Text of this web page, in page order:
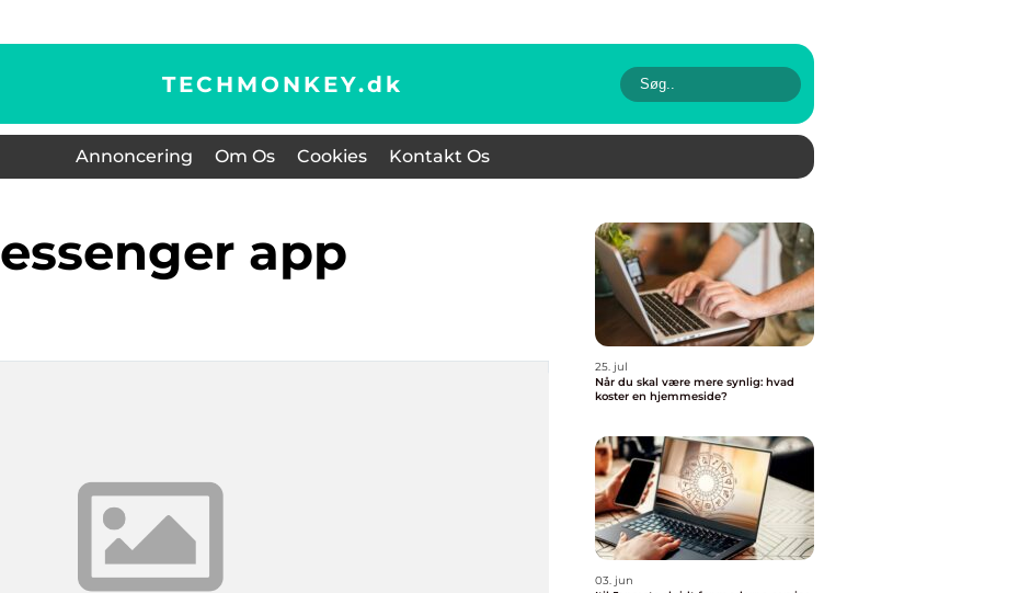
TECHMONKEY.dk
Annoncering Om Os Cookies Kontakt Os
messenger app
25. jul
Når du skal være mere synlig: hvad
koster en hjemmeside?
03. jun